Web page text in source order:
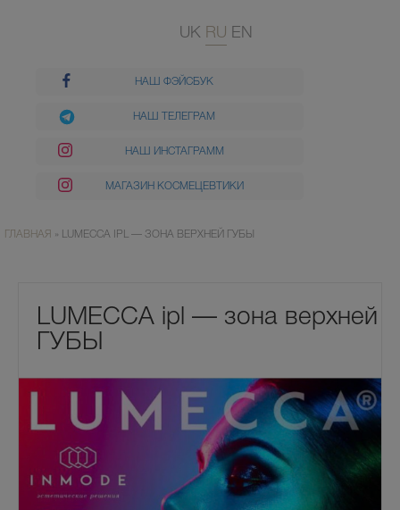
UK RU EN
НАШ ФЭЙСБУК
НАШ ТЕЛЕГРАМ
НАШ ИНСТАГРАММ
МАГАЗИН КОСМЕЦЕВТИКИ
ГЛАВНАЯ » LUMECCA IPL — ЗОНА ВЕРХНЕЙ ГУБЫ
LUMECCA ipl — зона верхней
ГУБЫ